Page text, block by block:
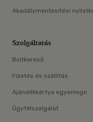
Akadálymentesítési
Szolgáltatás
Boltkereső
Fizetés és szállítás
Ajándékkártya egyenlege
Ügyfélszolgálat